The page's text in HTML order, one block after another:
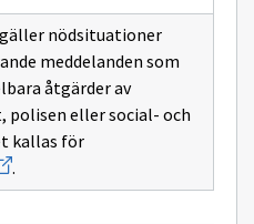
sivulle
nödsituationer
meddelanden som
åtgärder av
polisen eller social- och
kallas för
.